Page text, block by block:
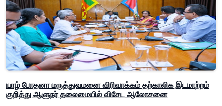
யாழ் போதனா மருத்துவமனை விரிவாக்கம் தற்காலிக இடமாற்றம்
குறித்து ஆளுநர் தலைமையில் விசேட ஆலோசனை